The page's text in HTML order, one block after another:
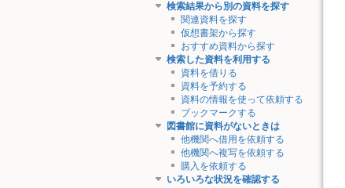
検索結果から別の資料を探す
関連資料を探す
仮想書架から探す
おすすめ資料から探す
検索した資料を利用する
資料を借りる
資料を予約する
資料の情報を使って依頼する
ブックマークする
図書館に資料がないときは
他機関へ借用を依頼する
他機関へ複写を依頼する
購入を依頼する
いろいろな状況を確認する